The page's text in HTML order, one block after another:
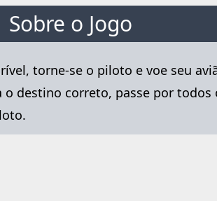
Sobre o Jogo
torne-se o piloto e voe seu
destino correto, passe por